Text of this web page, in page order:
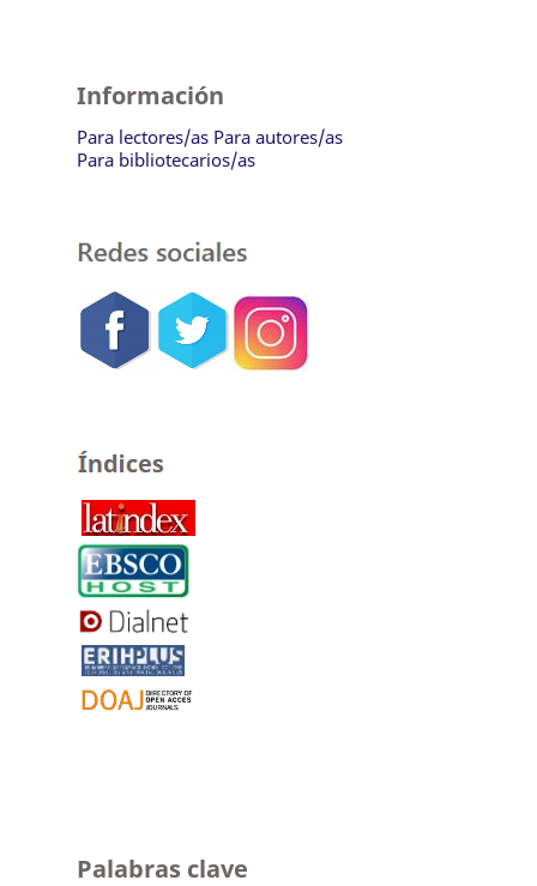
Información
Para lectores/as Para autores/as
Para bibliotecarios/as
Palabras clave